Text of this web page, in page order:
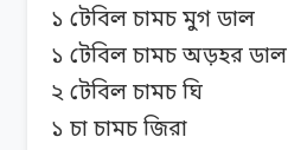
১ টেবিল চামচ মুগ ডাল
১ টেবিল চামচ অড়হর ডাল
২ টেবিল চামচ ঘি
১ চা চামচ জিরা